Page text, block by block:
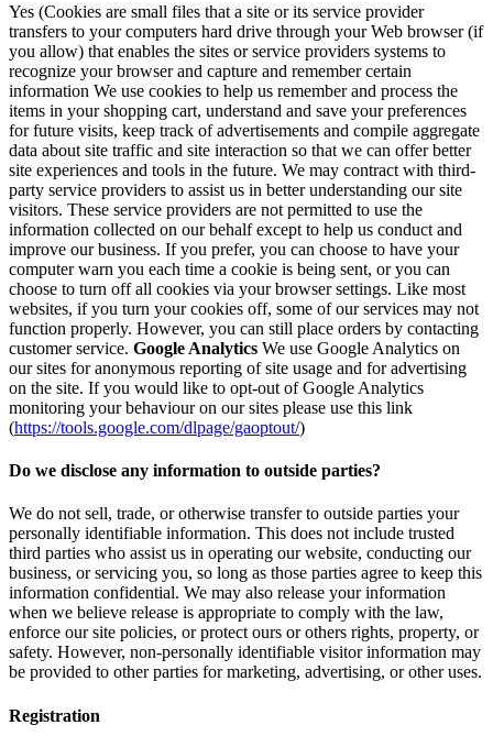
Yes (Cookies are small files that a site or its service provider
transfers to your computers hard drive through your Web browser (if
you allow) that enables the sites or service providers systems to
recognize your browser and capture and remember certain
information We use cookies to help us remember and process the
items in your shopping cart, understand and save your preferences
for future visits, keep track of advertisements and compile aggregate
data about site traffic and site interaction so that we can offer better
site experiences and tools in the future. We may contract with third-
party service providers to assist us in better understanding our site
visitors. These service providers are not permitted to use the
information collected on our behalf except to help us conduct and
improve our business. If you prefer, you can choose to have your
computer warn you each time a cookie is being sent, or you can
choose to turn off all cookies via your browser settings. Like most
websites, if you turn your cookies off, some of our services may not
function properly. However, you can still place orders by contacting
customer service. Google Analytics We use Google Analytics on
our sites for anonymous reporting of site usage and for advertising
on the site. If you would like to opt-out of Google Analytics
monitoring your behaviour on our sites please use this link
(https://tools.google.com/dlpage/gaoptout/)
Do we disclose any information to outside parties?
We do not sell, trade, or otherwise transfer to outside parties your
personally identifiable information. This does not include trusted
third parties who assist us in operating our website, conducting our
business, or servicing you, so long as those parties agree to keep this
information confidential. We may also release your information
when we believe release is appropriate to comply with the law,
enforce our site policies, or protect ours or others rights, property, or
safety. However, non-personally identifiable visitor information may
be provided to other parties for marketing, advertising, or other uses.
Registration